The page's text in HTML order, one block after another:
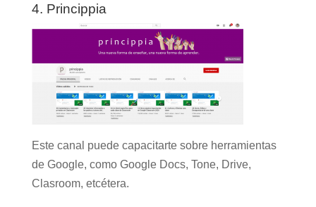
4. Princippia
Este canal puede capacitarte sobre herramientas
de Google, como Google Docs, Tone, Drive,
Clasroom, etcétera.